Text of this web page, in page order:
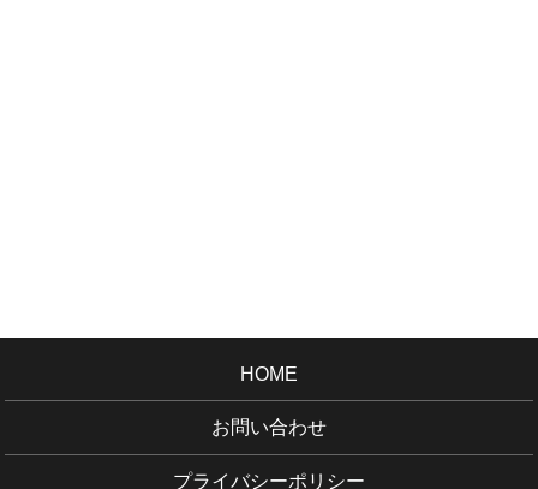
HOME
お問い合わせ
プライバシーポリシー